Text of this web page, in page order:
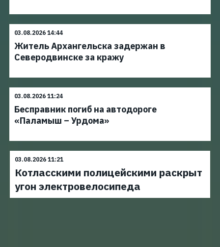
03.08.2026 14:44
Житель Архангельска задержан в
Северодвинске за кражу
03.08.2026 11:24
Бесправник погиб на автодороге
«Паламыш – Урдома»
03.08.2026 11:21
Котласскими полицейскими раскрыт
угон электровелосипеда